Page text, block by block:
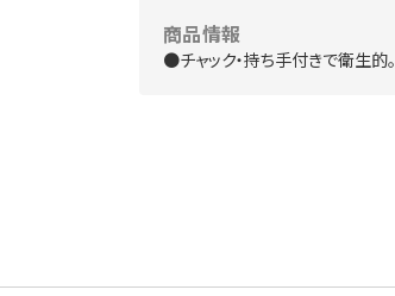
商品情報
●チャック・持ち手付きで衛生的。